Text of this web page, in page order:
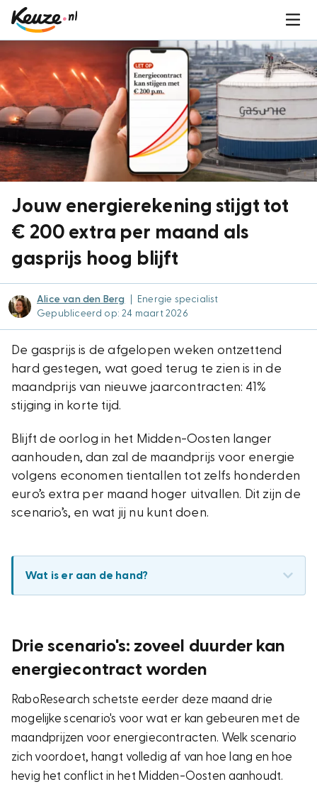
Jouw energierekening stijgt tot
€ 200 extra per maand als
gasprijs hoog blijft
Alice van den Berg
Energie specialist
Gepubliceerd op: 24 maart 2026
De gasprijs is de afgelopen weken ontzettend
hard gestegen, wat goed terug te zien is in de
maandprijs van nieuwe jaarcontracten: 41%
stijging in korte tijd.
Blijft de oorlog in het Midden-Oosten langer
aanhouden, dan zal de maandprijs voor energie
volgens economen tientallen tot zelfs honderden
euro’s extra per maand hoger uitvallen. Dit zijn de
scenario’s, en wat jij nu kunt doen.
Wat is er aan de hand?
De Straat van Hormuz praktisch gesloten:dit
beschadigd:
Energiecontracten zijn massaal duurder
geworden: tot honderden euro's per jaar.
De hogere gasprijszal langere tijd doorwerken
in de inflatie (RaboResearch studie).
Drie scenario's: zoveel duurder kan
energiecontract worden
RaboResearch schetste eerder deze maand drie
mogelijke scenario's voor wat er kan gebeuren met de
maandprijzen voor energiecontracten. Welk scenario
zich voordoet, hangt volledig af van hoe lang en hoe
hevig het conflict in het Midden-Oosten aanhoudt.